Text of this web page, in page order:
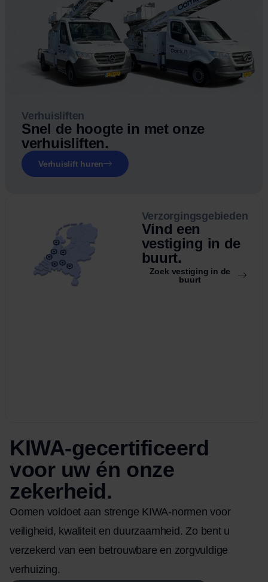
Verhuisliften
Snel de hoogte in met onze
verhuisliften.
Verhuislift huren
Verzorgingsgebieden
Vind een
vestiging in de
buurt.
Zoek vestiging in de
buurt
KIWA-gecertificeerd
voor uw én onze
zekerheid.
Oomen voldoet aan strenge KIWA-normen voor
veiligheid, kwaliteit en duurzaamheid. Zo bent u
verzekerd van een betrouwbare en zorgvuldige
verhuizing.